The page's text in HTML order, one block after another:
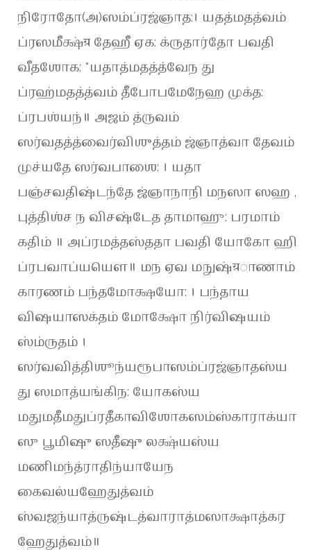
நிரோதோ(அ)ஸம்ப்ரஜ்ஞாத:। யதத்மதத்வம்
ப்ரஸமீக்ஷ்य़ தேஹீ ஏக: க்ருதார்தோ பவதி
வீதஶோக: *யதாத்மதத்த்வேந து
ப்ரஹ்மதத்த்வம் தீபோபமேநேஹ முக்த:
ப்ரபஶ்யந்॥ அஜம் த்ருவம்
ஸர்வதத்த்வைர்விஶுத்தம் ஜ்ஞாத்வா தேவம்
முச்யதே ஸர்வபாஶை: । யதா
பஞ்சவதிஷ்டந்தே ஜ்ஞாநாநி மநஸா ஸஹ ,
புத்திஶ்ச ந விசஷ்டேத தாமாஹு: பரமாம்
கதிம் ॥ அப்ரமத்தஸ்ததா பவதி யோகோ ஹி
ப்ரபவாப்யயௌ॥ மந ஏவ மநுஷ்य़ாணாம்
காரணம் பந்தமோக்ஷயோ: । பந்தாய
விஷயாஸக்தம் மோக்ஷோ நிர்விஷயம்
ஸ்ம்ருதம் ।
ஸர்வவித்திஶூந்யரூபாஸம்ப்ரஜ்ஞாதஸ்ய
து ஸமாத்யங்கிந: யோகஸ்ய
மதுமதீமதுப்ரதீகாவிஶோகஸம்ஸ்காராக்யா
ஸு பூமிஷு ஸதீஷு லக்ஷ்யஸ்ய
மணிமந்த்ராதிந்யாயேந
கைவல்யஹேதுத்வம்
ஸ்வஜந்யாத்ருஷ்டத்வாராத்மஸாக்ஷாத்கர
ஹேதுத்வம்॥